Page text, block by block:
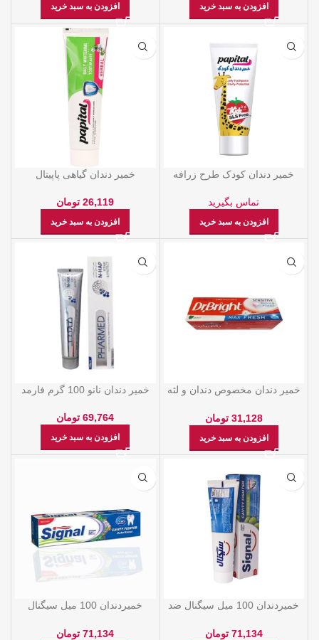
افزودن به سبد خرید افزودن به سبد خرید
خمیر دندان کودک طرح زرافه
تماس بگیرید
افزودن به سبد خرید
خمیر دندان گیاهی پاپیتال
26,119 تومان
افزودن به سبد خرید
خمیر دندان مخصوص دندان و لثه
31,128 تومان
افزودن به سبد خرید
خمیر دندان نانو 100 گرم فارمد
69,764 تومان
افزودن به سبد خرید
خمیردندان 100 میل سیگنال ضد
71,134 تومان
خمیردندان 100 میل سیگنال
71,134 تومان